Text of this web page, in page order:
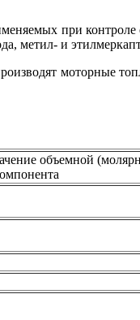
при
метил- и
моторные
объемной